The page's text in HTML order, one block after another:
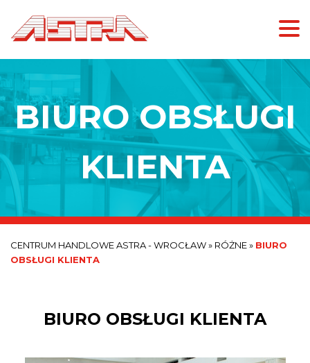
BIURO OBSŁUGI
KLIENTA
CENTRUM HANDLOWE ASTRA - WROCŁAW» RÓŻNE» BIURO
OBSŁUGI KLIENTA
BIURO OBSŁUGI KLIENTA